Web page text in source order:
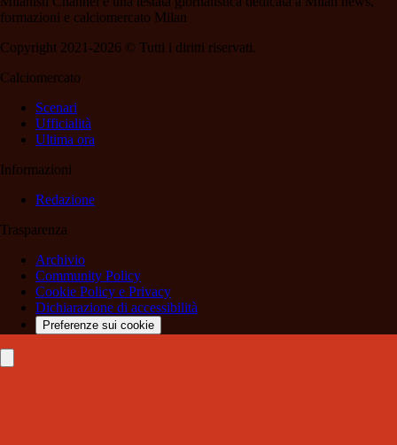
formazioni e calciomercato Milan
Copyright 2021-2026 © Tutti i diritti riservati.
Calciomercato
Scenari
Ufficialità
Ultima ora
Informazioni
Redazione
Trasparenza
Archivio
Community Policy
Cookie Policy e Privacy
Dichiarazione di accessibilità
Preferenze sui cookie